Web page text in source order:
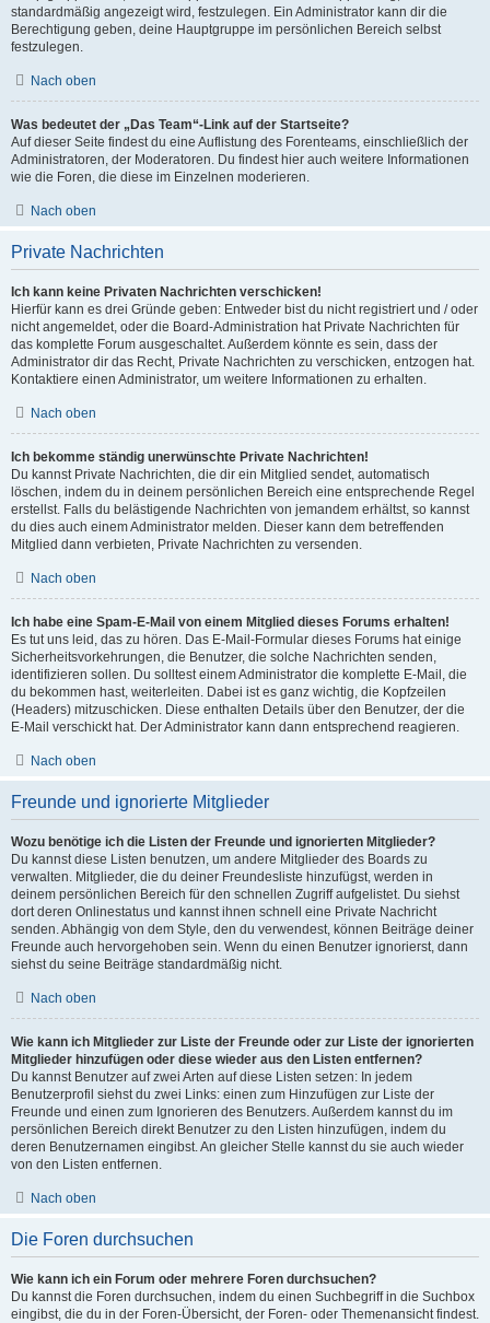
standardmäßig angezeigt wird, festzulegen. Ein Administrator kann dir die
Berechtigung geben, deine Hauptgruppe im persönlichen Bereich selbst
festzulegen.
Nach oben
Was bedeutet der „Das Team“-Link auf der Startseite?
Auf dieser Seite findest du eine Auflistung des Forenteams, einschließlich der
Administratoren, der Moderatoren. Du findest hier auch weitere Informationen
wie die Foren, die diese im Einzelnen moderieren.
Nach oben
Private Nachrichten
Ich kann keine Privaten Nachrichten verschicken!
Hierfür kann es drei Gründe geben: Entweder bist du nicht registriert und / oder
nicht angemeldet, oder die Board-Administration hat Private Nachrichten für
das komplette Forum ausgeschaltet. Außerdem könnte es sein, dass der
Administrator dir das Recht, Private Nachrichten zu verschicken, entzogen hat.
Kontaktiere einen Administrator, um weitere Informationen zu erhalten.
Nach oben
Ich bekomme ständig unerwünschte Private Nachrichten!
Du kannst Private Nachrichten, die dir ein Mitglied sendet, automatisch
löschen, indem du in deinem persönlichen Bereich eine entsprechende Regel
erstellst. Falls du belästigende Nachrichten von jemandem erhältst, so kannst
du dies auch einem Administrator melden. Dieser kann dem betreffenden
Mitglied dann verbieten, Private Nachrichten zu versenden.
Nach oben
Ich habe eine Spam-E-Mail von einem Mitglied dieses Forums erhalten!
Es tut uns leid, das zu hören. Das E-Mail-Formular dieses Forums hat einige
Sicherheitsvorkehrungen, die Benutzer, die solche Nachrichten senden,
identifizieren sollen. Du solltest einem Administrator die komplette E-Mail, die
du bekommen hast, weiterleiten. Dabei ist es ganz wichtig, die Kopfzeilen
(Headers) mitzuschicken. Diese enthalten Details über den Benutzer, der die
E-Mail verschickt hat. Der Administrator kann dann entsprechend reagieren.
Nach oben
Freunde und ignorierte Mitglieder
Wozu benötige ich die Listen der Freunde und ignorierten Mitglieder?
Du kannst diese Listen benutzen, um andere Mitglieder des Boards zu
verwalten. Mitglieder, die du deiner Freundesliste hinzufügst, werden in
deinem persönlichen Bereich für den schnellen Zugriff aufgelistet. Du siehst
dort deren Onlinestatus und kannst ihnen schnell eine Private Nachricht
senden. Abhängig von dem Style, den du verwendest, können Beiträge deiner
Freunde auch hervorgehoben sein. Wenn du einen Benutzer ignorierst, dann
siehst du seine Beiträge standardmäßig nicht.
Nach oben
Wie kann ich Mitglieder zur Liste der Freunde oder zur Liste der ignorierten
Mitglieder hinzufügen oder diese wieder aus den Listen entfernen?
Du kannst Benutzer auf zwei Arten auf diese Listen setzen: In jedem
Benutzerprofil siehst du zwei Links: einen zum Hinzufügen zur Liste der
Freunde und einen zum Ignorieren des Benutzers. Außerdem kannst du im
persönlichen Bereich direkt Benutzer zu den Listen hinzufügen, indem du
deren Benutzernamen eingibst. An gleicher Stelle kannst du sie auch wieder
von den Listen entfernen.
Nach oben
Die Foren durchsuchen
Wie kann ich ein Forum oder mehrere Foren durchsuchen?
Du kannst die Foren durchsuchen, indem du einen Suchbegriff in die Suchbox
eingibst, die du in der Foren-Übersicht, der Foren- oder Themenansicht findest.